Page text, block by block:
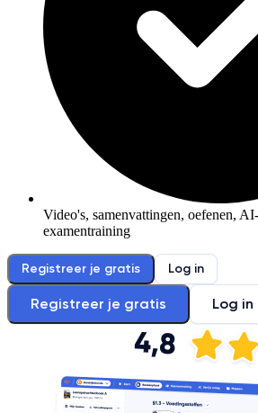
Video's, samenvattingen, oefenen,
examentraining
Registreer je gratis Log in
Registreer je gratis Log in